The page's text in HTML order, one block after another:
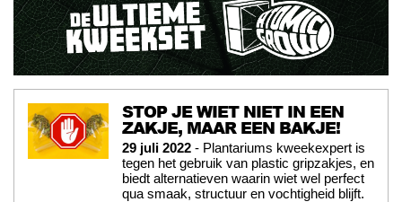
STOP JE WIET NIET IN EEN
ZAKJE, MAAR EEN BAKJE!
29 juli 2022 - Plantariums kweekexpert is
tegen het gebruik van plastic gripzakjes, en
biedt alternatieven waarin wiet wel perfect
qua smaak, structuur en vochtigheid blijft.